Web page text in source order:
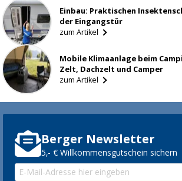
Einbau: Praktischen
der Eingangstür
zum Artikel
Mobile Klimaanlage beim
Zelt, Dachzelt und Camper
zum Artikel
Berger Newsletter
5,- € Willkommensgutschein sichern